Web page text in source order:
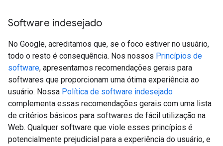
Software indesejado
No Google, acreditamos que, se o foco estiver no usuário,
todo o resto é consequência. Nos nossos Princípios de
software, apresentamos recomendações gerais para
softwares que proporcionam uma ótima experiência ao
usuário. Nossa Política de software indesejado
complementa essas recomendações gerais com uma lista
de critérios básicos para softwares de fácil utilização na
Web. Qualquer software que viole esses princípios é
potencialmente prejudicial para a experiência do usuário, e